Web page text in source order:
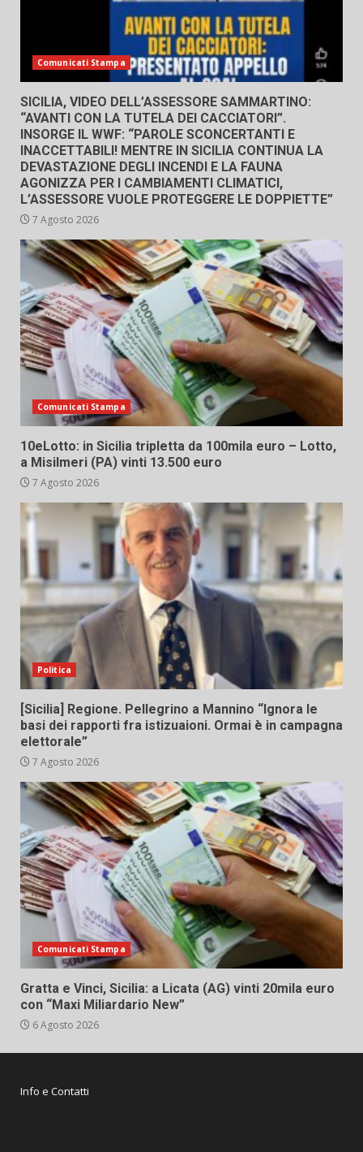
Comunicati Stampa
SICILIA, VIDEO DELL’ASSESSORE SAMMARTINO:
“AVANTI CON LA TUTELA DEI CACCIATORI”.
INSORGE IL WWF: “PAROLE SCONCERTANTI E
INACCETTABILI! MENTRE IN SICILIA CONTINUA LA
DEVASTAZIONE DEGLI INCENDI E LA FAUNA
AGONIZZA PER I CAMBIAMENTI CLIMATICI,
L’ASSESSORE VUOLE PROTEGGERE LE DOPPIETTE”
7 Agosto 2026
Comunicati Stampa
10eLotto: in Sicilia tripletta da 100mila euro – Lotto,
a Misilmeri (PA) vinti 13.500 euro
7 Agosto 2026
Politica
[Sicilia] Regione. Pellegrino a Mannino “Ignora le
basi dei rapporti fra istizuaioni. Ormai è in campagna
elettorale”
7 Agosto 2026
Comunicati Stampa
Gratta e Vinci, Sicilia: a Licata (AG) vinti 20mila euro
con “Maxi Miliardario New”
6 Agosto 2026
Info e Contatti